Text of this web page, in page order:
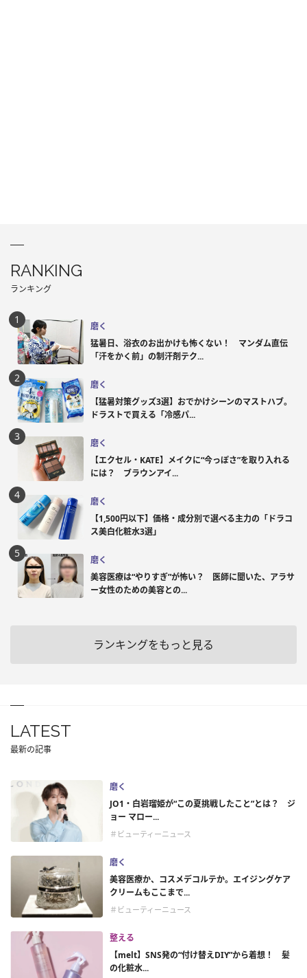
RANKING
ランキング
磨く
猛暑日、浴衣のお出かけも怖くない！ マンダム直伝
「汗をかく前」の制汗剤テク...
磨く
【猛暑対策グッズ3選】おでかけシーンのマストハブ。
ドラストで買える「冷感パ...
磨く
【エクセル・KATE】メイクに“今っぽさ”を取り入れる
には？ ブラウンアイ...
磨く
【1,500円以下】価格・成分別で選べる主力の「ドラコ
ス美白化粧水3選」
磨く
美容医療は“やりすぎ”が怖い？ 医師に聞いた、アラサ
ー女性のための美容との...
ランキングをもっと見る
LATEST
最新の記事
磨く
JO1・白岩瑠姫が“この夏挑戦したこと”とは？ ジ
ョー マロー...
＃ビューティーニュース
磨く
美容医療か、コスメデコルテか。エイジングケア
クリームもここまで...
＃ビューティーニュース
整える
【melt】SNS発の“付け替えDIY”から着想！ 髪
の化粧水...